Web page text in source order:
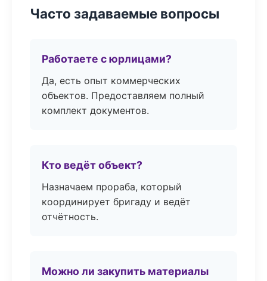
Часто задаваемые вопросы
Работаете с юрлицами?
Да, есть опыт коммерческих
объектов. Предоставляем полный
комплект документов.
Кто ведёт объект?
Назначаем прораба, который
координирует бригаду и ведёт
отчётность.
Можно ли закупить материалы